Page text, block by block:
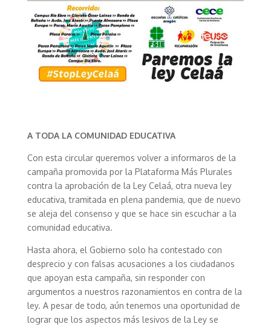
A TODA LA COMUNIDAD EDUCATIVA
Con esta circular queremos volver a informaros de la
campaña promovida por la Plataforma Más Plurales
contra la aprobación de la Ley Celaá, otra nueva ley
educativa, tramitada en plena pandemia, que de nuevo
se aleja del consenso y que se hace sin escuchar a la
comunidad educativa.
Hasta ahora, el Gobierno solo ha contestado con
desprecio y con falsas acusaciones a los ciudadanos
que apoyan esta campaña, sin responder con
argumentos a nuestros razonamientos en contra de la
ley. A pesar de todo, aún tenemos una oportunidad de
lograr que los aspectos más lesivos de la Ley se